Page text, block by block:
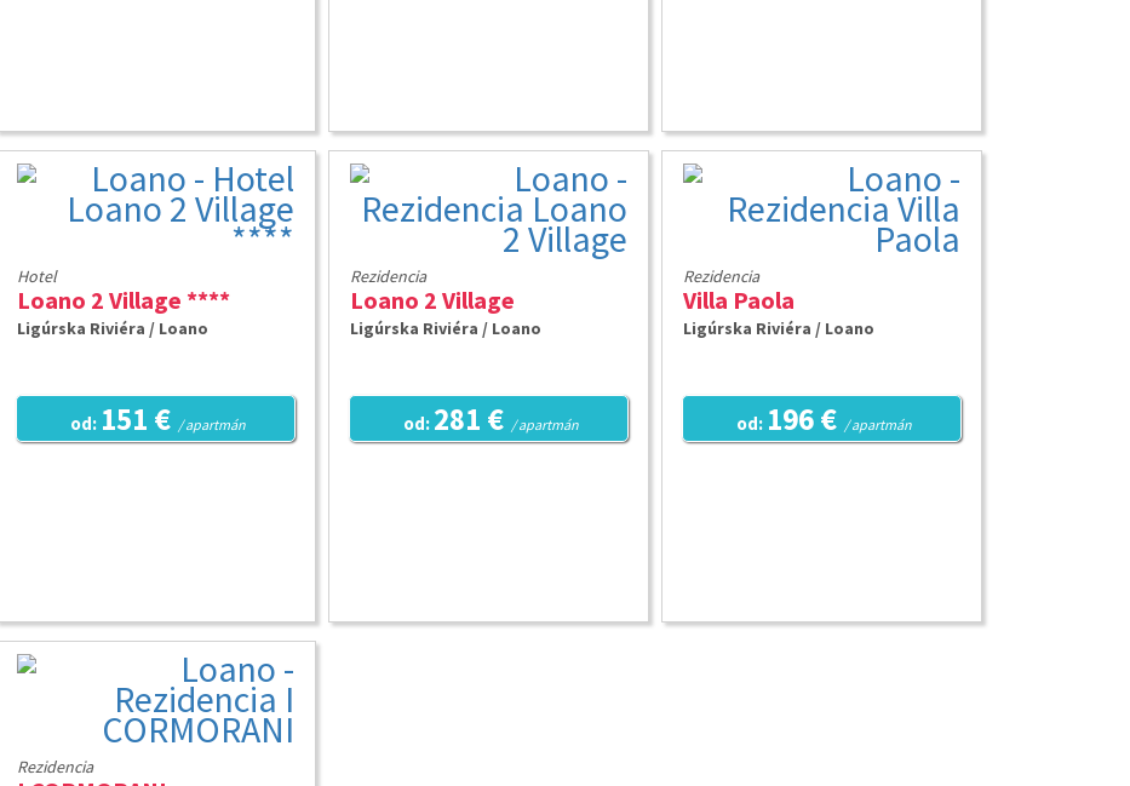
Hotel
Loano 2 Village ****
Ligúrska Riviéra / Loano
od: 151 € / apartmán
Rezidencia
Loano 2 Village
Ligúrska Riviéra / Loano
od: 281 € / apartmán
Rezidencia
Villa Paola
Ligúrska Riviéra / Loano
od: 196 € / apartmán
Rezidencia